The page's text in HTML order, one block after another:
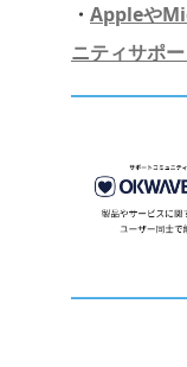
・ Appleや
ニティサポー